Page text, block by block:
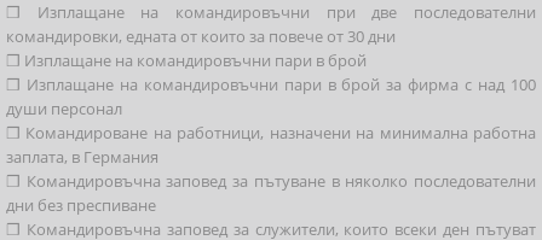
❒ Изплащане на командировъчни при две последователни
командировки, едната от които за повече от 30 дни
❒ Изплащане на командировъчни пари в брой
❒ Изплащане на командировъчни пари в брой за фирма с над 100
души персонал
❒ Командироване на работници, назначени на минимална работна
заплата, в Германия
❒ Командировъчна заповед за пътуване в няколко последователни
дни без преспиване
❒ Командировъчна заповед за служители, които всеки ден пътуват